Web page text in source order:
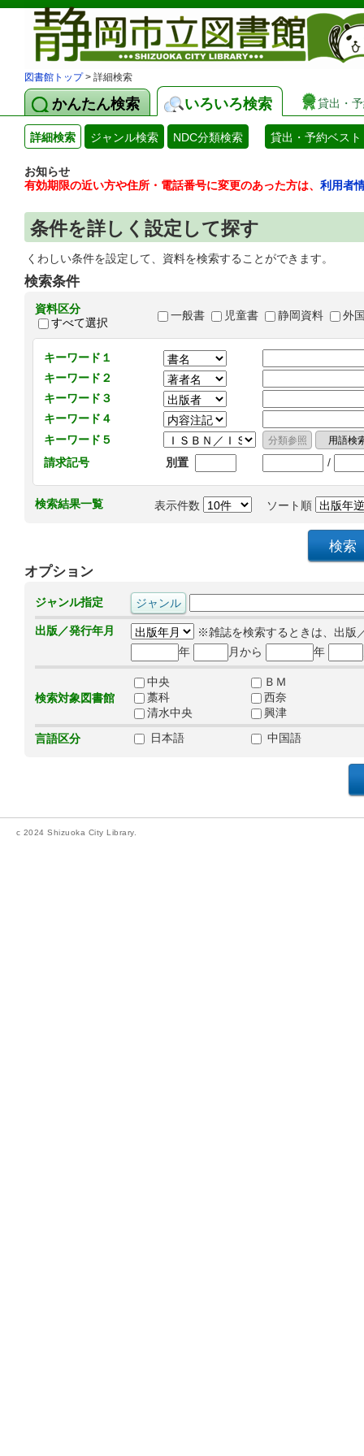
図書館トップ> 詳細検索
かんたん検索 いろいろ検索 貸出・
詳細検索 ジャンル検索 NDC分類検索 貸出・予約ベスト
お知らせ
有効期限の近い方や住所・電話番号に変更のあった方は、 利用者
条件を詳しく設定して探す
くわしい条件を設定して、資料を検索することができます。
検索条件
資料区分
すべて選択
一般書 児童書 静岡資料 外
キーワード１
キーワード２
キーワード３
キーワード４
キーワード５
請求記号
別置 /
検索結果一覧 表示件数 ソート順
オプション
ジャンル指定
出版／発行年月
※雑誌を検索するときは、出版
年
月から 年
検索対象図書館
中央
ＢＭ
藁科
西奈
清水中央
興津
言語区分
日本語 中国語
c 2024 Shizuoka City Library.